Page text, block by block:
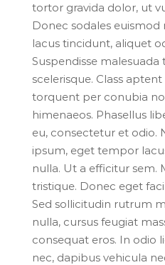
tortor gravida dolor, ut
Donec sodales euismod
lacus tincidunt, aliquet
Suspendisse malesuada
scelerisque. Class
torquent per conubia
himenaeos. Phasellus
eu, consectetur et
ipsum, eget tempor
nulla. Ut a efficitur sem.
tristique. Donec eget
Sed sollicitudin rutrum
nulla, cursus feugiat
consequat eros. In odio
nec, dapibus vehicula